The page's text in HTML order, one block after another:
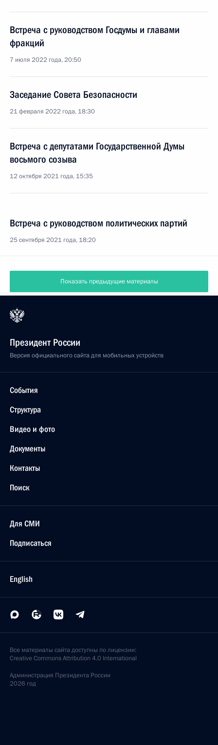
Встреча с руководством Госдумы и главами
фракций
7 июля 2022 года, 20:50
Заседание Совета Безопасности
21 февраля 2022 года, 18:30
Встреча с депутатами Государственной Думы
восьмого созыва
12 октября 2021 года, 15:35
Встреча с руководством политических партий
25 сентября 2021 года, 18:20
Показать предыдущие материалы
Президент России
Версия официального сайта для мобильных устройств
События
Структура
Видео и фото
Документы
Контакты
Поиск
Для СМИ
Подписаться
English
Все материалы сайта доступны по лицензии:
Creative Commons Attribution 4.0 International
Администрация Президента России
2026 год